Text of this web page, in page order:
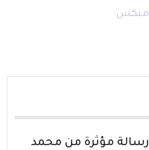
ميكس
رسالة مؤثرة من محمد